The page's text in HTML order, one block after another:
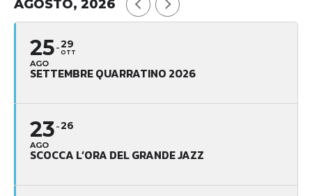
AGOSTO, 2026
25
AGO
29
OTT
SETTEMBRE QUARRATINO 2026
23
AGO
26
SCOCCA L’ORA DEL GRANDE JAZZ